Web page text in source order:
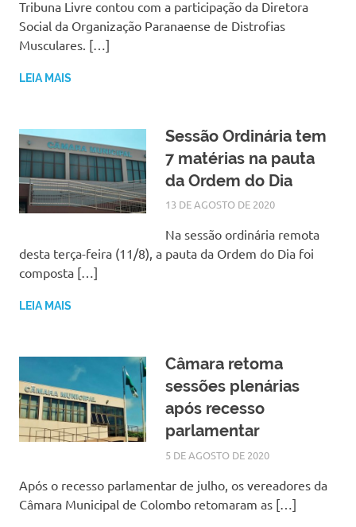
Tribuna Livre contou com a participação da Diretora
Social da Organização Paranaense de Distrofias
Musculares. […]
LEIA MAIS
Sessão Ordinária tem
7 matérias na pauta
da Ordem do Dia
13 DE AGOSTO DE 2020
Na sessão ordinária remota
desta terça-feira (11/8), a pauta da Ordem do Dia foi
composta […]
LEIA MAIS
Câmara retoma
sessões plenárias
após recesso
parlamentar
5 DE AGOSTO DE 2020
Após o recesso parlamentar de julho, os vereadores da
Câmara Municipal de Colombo retomaram as […]